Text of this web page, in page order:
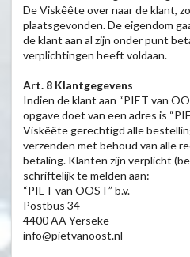
De Viskêête over naar de klant,
plaatsgevonden. De eigendom
de klant aan al zijn onder punt
verplichtingen heeft voldaan.
Art. 8 Klantgegevens
Indien de klant aan “PIET van
opgave doet van een adres is
Viskêête gerechtigd alle
verzenden met behoud van alle
betaling. Klanten zijn verplicht
schriftelijk te melden aan:
“PIET van OOST” b.v.
Postbus 34
4400 AA Yerseke
info@pietvanoost.nl